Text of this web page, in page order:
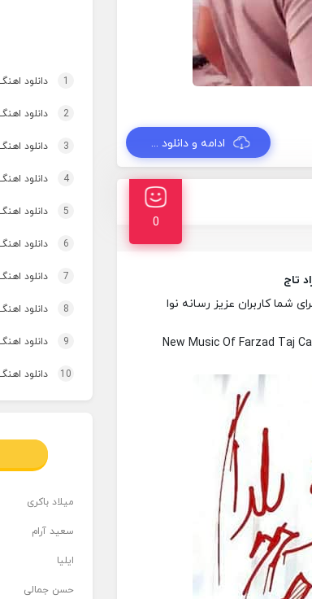
ادامه و دانلود ...
0
تاج
شما کاربران عزیز رسانه نوا
New Music Of Farzad Taj
1 دانلود
2 دانلود
3 دانلود اهنگ برنو
4 دانلود
5 دانلود
6 دانلود
7 دانلود
8 دانلود
9 دانلود
10 دانلود
میلاد باکری
سعید آرام
ایلیا
حسن جمالی